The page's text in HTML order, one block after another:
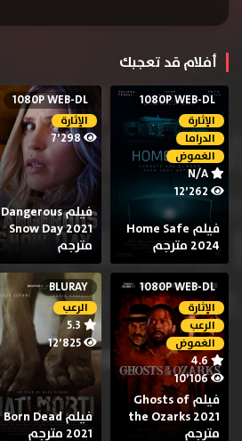
أفلام قد تعجبك
1080P WEB-DL
الإثارة
الدراما
الغموض
فيلم Home Safe
2024 مترجم
1080P WEB-DL
الإثارة
7٬298
فيلم Dangerous
Snow Day 2021
مترجم
1080P WEB-DL
الإثارة
الرعب
الغموض
4.6
10٬106
فيلم Ghosts of
the Ozarks 2021
مترجم
BLURAY
الرعب
5.3
12٬825
فيلم Born Dead
2021 مترجم